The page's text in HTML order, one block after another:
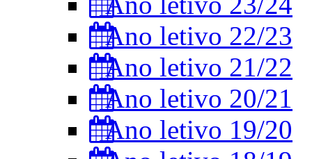
Ano letivo 22/23
Ano letivo 21/22
Ano letivo 20/21
Ano letivo 19/20